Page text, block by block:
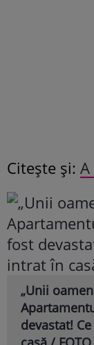
Citește și:
„Unii
devastat!